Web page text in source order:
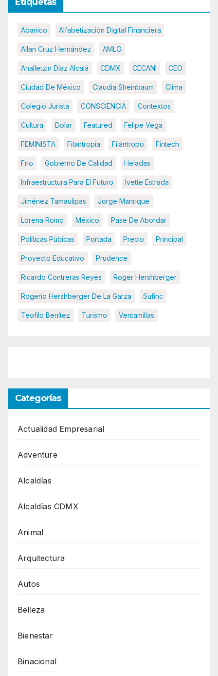
Abanico Alfabetización Digital Financiera
Allan Cruz Hernández AMLO
Analletzin Díaz Alcalá CDMX CECANI CEO
Ciudad De México Claudia Sheinbaum Clima
Colegio Jurista CONSCIENCIA Contextos
Cultura Dolar Featured Felipe Vega
FEMINISTA Filantropia Filántropo Fintech
Frio Gobierno De Calidad Heladas
Infraestructura Para El Futuro Ivette Estrada
Jiménez Tamaulipas Jorge Manrique
Lorena Romo México Pase De Abordar
Políticas Púbicas Portada Precio Principal
Proyecto Educativo Prudence
Ricardo Contreras Reyes Roger Hershberger
Rogerio Hershberger De La Garza Sufinc
Teofilo Benítez Turismo Ventamillas
Categorías
Actualidad Empresarial
Adventure
Alcaldías
Alcaldías CDMX
Animal
Arquitectura
Autos
Belleza
Bienestar
Binacional